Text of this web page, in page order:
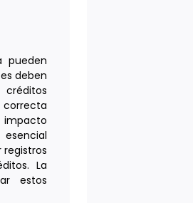
pueden
deben
correcta
registros
La
estos